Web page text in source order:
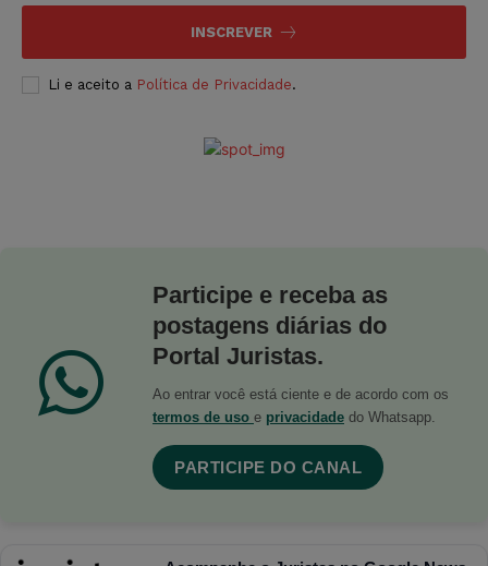
INSCREVER
Li e aceito a Política de Privacidade.
Participe e receba as
postagens diárias do
Portal Juristas.
Ao entrar você está ciente e de acordo com os
termos de uso e privacidade do Whatsapp.
PARTICIPE DO CANAL